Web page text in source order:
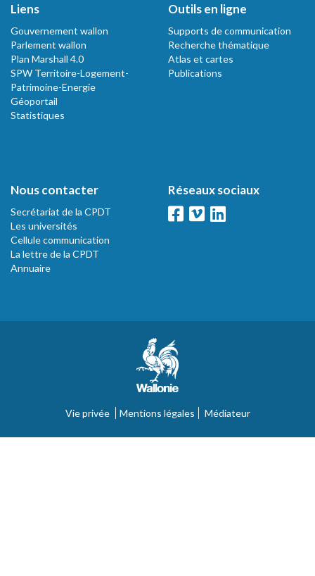
Liens
Gouvernement wallon
Parlement wallon
Plan Marshall 4.0
SPW Territoire-Logement-
Patrimoine-Energie
Géoportail
Statistiques
Outils en ligne
Supports de communication
Recherche thématique
Atlas et cartes
Publications
Nous contacter
Secrétariat de la CPDT
Les universités
Cellule communication
La lettre de la CPDT
Annuaire
Réseaux sociaux
Vie privée Mentions légales Médiateur